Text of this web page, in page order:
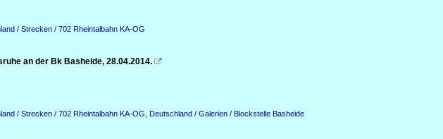
/ Strecken / 702 Rheintalbahn KA-OG
an der Bk Basheide, 28.04.2014. 
/ Strecken / 702 Rheintalbahn KA-OG Deutschland / Galerien / Blockstelle Basheide